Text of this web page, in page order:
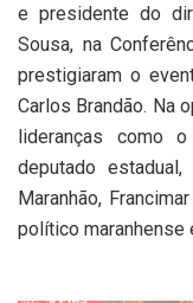
e presidente do
Sousa, na
prestigiaram o
Carlos Brandão. Na
lideranças como
deputado
Maranhão,
político maranhense